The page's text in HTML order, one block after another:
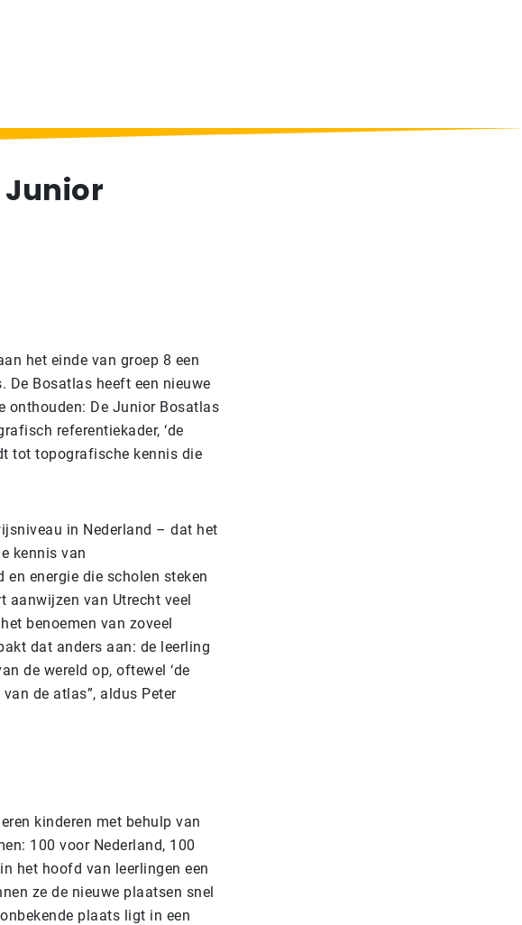
Junior
het einde van groep 8 een
De Bosatlas heeft een nieuwe
onthouden: De Junior Bosatlas
referentiekader, ‘de
tot topografische kennis die
in Nederland – dat het
kennis van
energie die scholen steken
aanwijzen van Utrecht veel
benoemen van zoveel
dat anders aan: de leerling
de wereld op, oftewel ‘de
de atlas”, aldus Peter
kinderen met behulp van
100 voor Nederland, 100
het hoofd van leerlingen een
ze de nieuwe plaatsen snel
plaats ligt in een